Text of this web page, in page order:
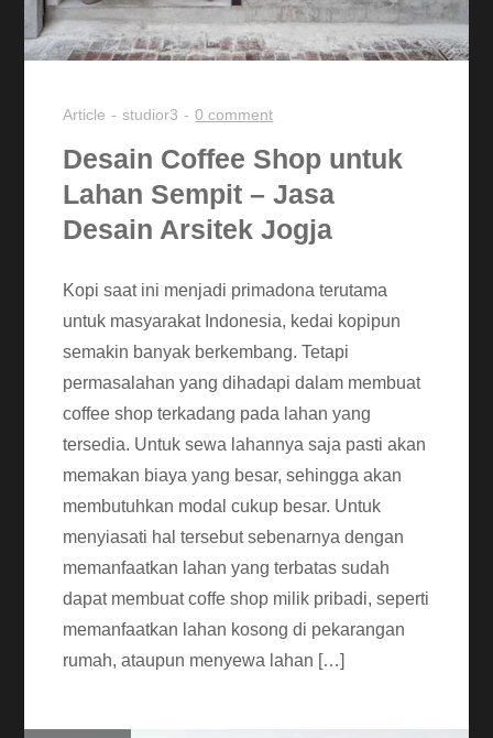
Article studior3 0 comment
Desain Coffee Shop untuk
Lahan Sempit – Jasa
Desain Arsitek Jogja
Kopi saat ini menjadi primadona terutama
untuk masyarakat Indonesia, kedai kopipun
semakin banyak berkembang. Tetapi
permasalahan yang dihadapi dalam membuat
coffee shop terkadang pada lahan yang
tersedia. Untuk sewa lahannya saja pasti akan
memakan biaya yang besar, sehingga akan
membutuhkan modal cukup besar. Untuk
menyiasati hal tersebut sebenarnya dengan
memanfaatkan lahan yang terbatas sudah
dapat membuat coffe shop milik pribadi, seperti
memanfaatkan lahan kosong di pekarangan
rumah, ataupun menyewa lahan […]